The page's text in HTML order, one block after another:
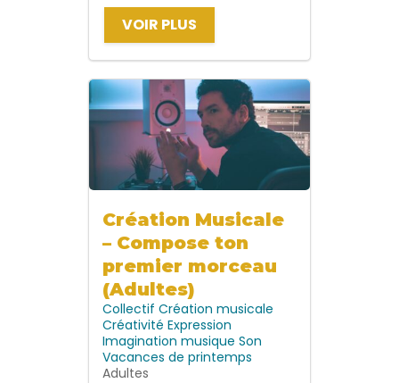
VOIR PLUS
Création Musicale
– Compose ton
premier morceau
(Adultes)
Collectif Création musicale
Créativité Expression
Imagination musique Son
Vacances de printemps
Adultes